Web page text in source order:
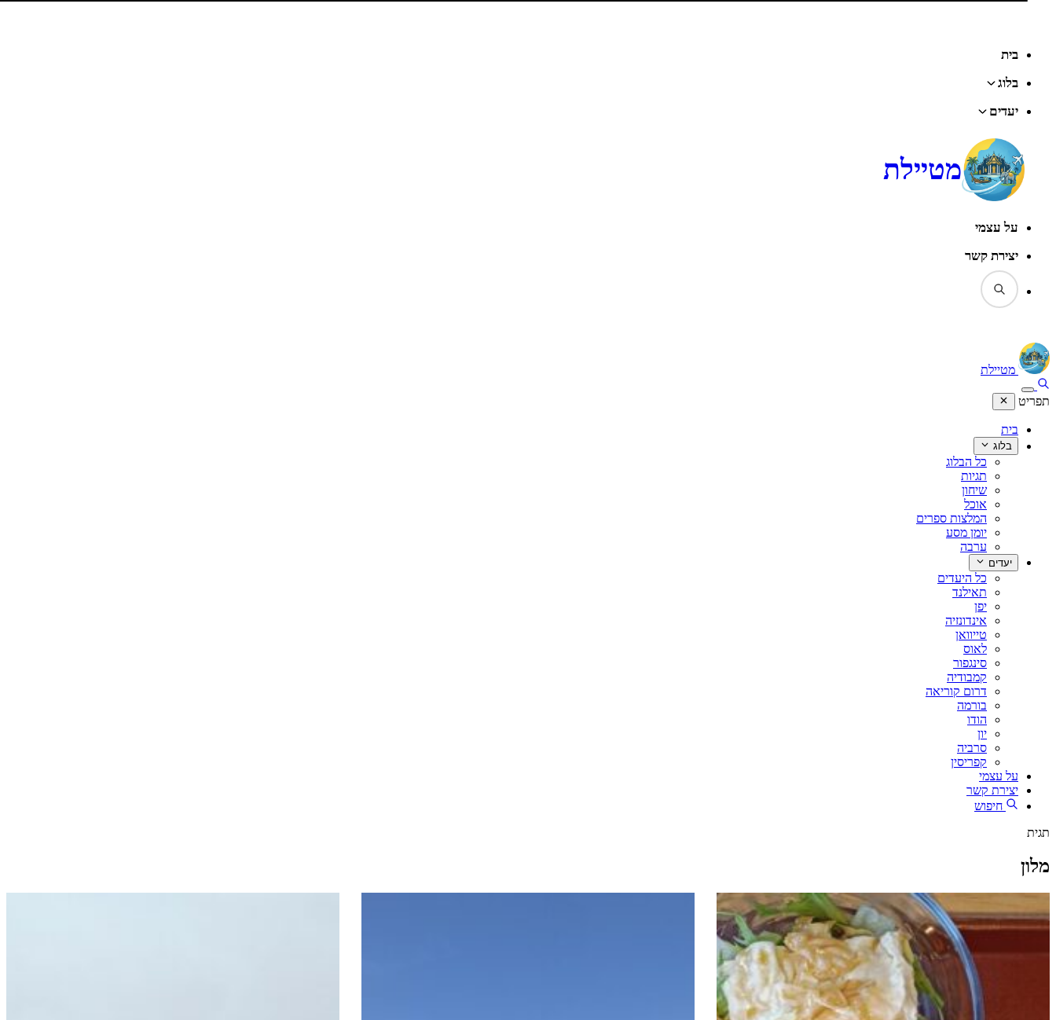
בית
בלוג
יעדים
מטיילת
על עצמי
יצירת קשר
מטיילת
תפריט
בית
בלוג
כל הבלוג
תגיות
שיחון
אוכל
המלצות ספרים
יומן מסע
ערבה
יעדים
כל היעדים
תאילנד
יפן
אינדונזיה
טייוואן
לאוס
סינגפור
קמבודיה
דרום קוריאה
בורמה
הודו
יון
סרביה
קפריסין
על עצמי
יצירת קשר
חיפוש
תגית
מלון